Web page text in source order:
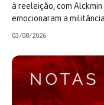
à reeleição, com Alckmin
emocionaram a militância
03/08/2026